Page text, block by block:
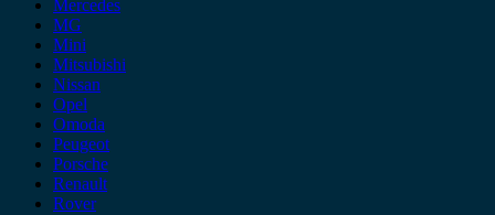
Mercedes
MG
Mini
Mitsubishi
Nissan
Opel
Omoda
Peugeot
Porsche
Renault
Rover